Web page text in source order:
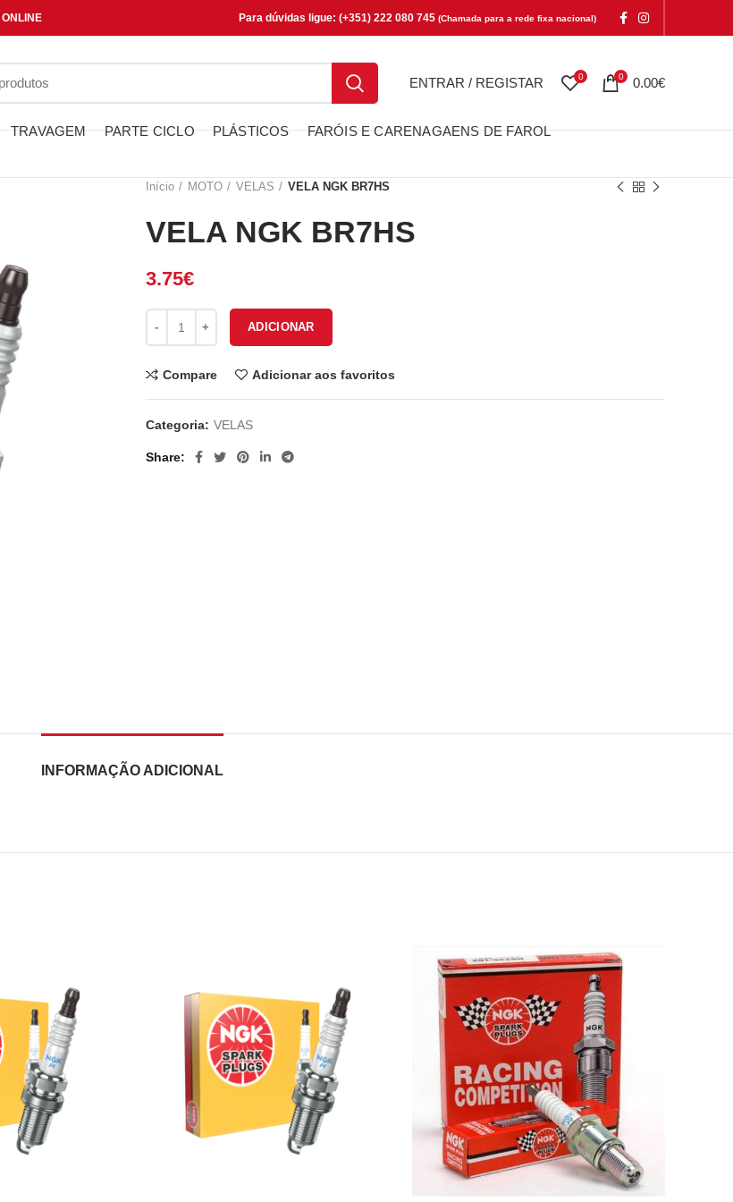
Para dúvidas ligue: (+351) 222 080 745 (Chamada para a rede fixa nacional)
ENTRAR / REGISTAR 0 0 0.00€
TRAVAGEM PARTE CICLO PLÁSTICOS FARÓIS E CARENAGAENS DE FAROL
Início MOTO VELAS VELA NGK BR7HS
VELA NGK BR7HS
3.75€
ADICIONAR
Compare Adicionar aos favoritos
Categoria: VELAS
Share
INFORMAÇÃO ADICIONAL